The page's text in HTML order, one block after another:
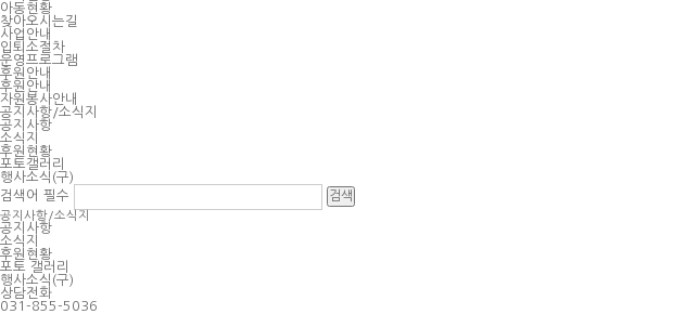
아동현황
찾아오시는길
사업안내
입퇴소절차
운영프로그램
후원안내
후원안내
자원봉사안내
공지사항/소식지
공지사항
소식지
후원현황
포토갤러리
행사소식(구)
검색어 필수
공지사항/소식지
공지사항
소식지
후원현황
포토 갤러리
행사소식(구)
상담전화
031-855-5036